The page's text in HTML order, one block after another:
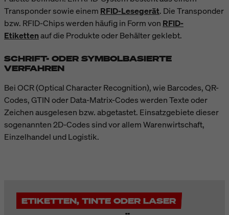
Transponder sowie einem RFID-Lesegerät. Die Transponder
bzw. RFID-Chipswerden häufig in Form von RFID-
Etikettenauf die Produkte oder Behälter geklebt.
SCHRIFT- ODER SYMBOLBASIERTE
VERFAHREN
Bei OCR (Optical Character Recognition), wie Barcodes, QR-
Codes, GTIN oder Data-Matrix-Codes werden Texte oder
Zeichen ausgelesen bzw. abgetastet. Einsatzgebiete dieser
sogenannten 2D-Codes sind vor allem Warenwirtschaft,
Einzelhandel und Logistik.
ETIKETTEN, TINTE ODER LASER